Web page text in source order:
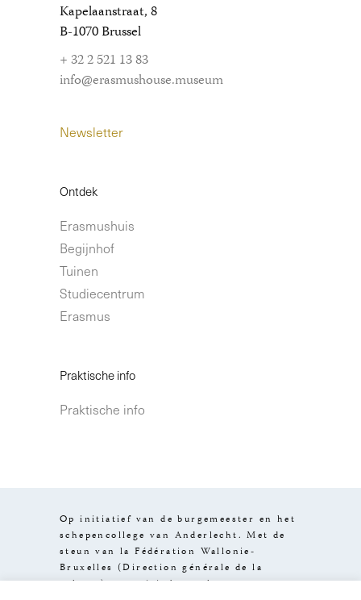
Kapelaanstraat, 8
B-1070 Brussel
+ 32 2 521 13 83
info@erasmushouse.museum
Newsletter
Ontdek
Erasmushuis
Begijnhof
Tuinen
Studiecentrum
Erasmus
Praktische info
Praktische info
Op initiatief van de burgemeester en het
schepencollege van Anderlecht. Met de
steun van la Fédération Wallonie-
Bruxelles (Direction générale de la
culture), van visit.brussels en van